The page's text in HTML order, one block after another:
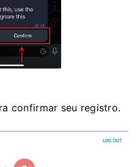
confirmar seu registro.